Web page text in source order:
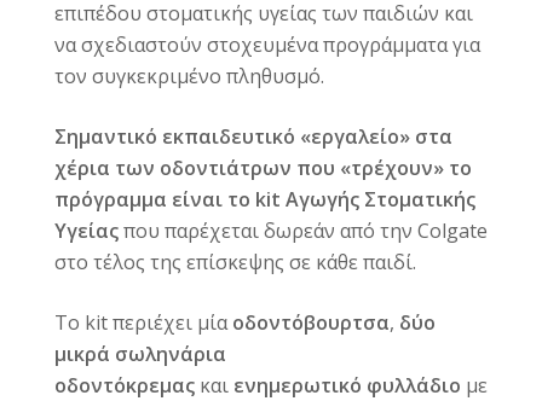
επιπέδου στοματικής υγείας των παιδιών και
να σχεδιαστούν στοχευμένα προγράμματα για
τον συγκεκριμένο πληθυσμό.
Σημαντικό εκπαιδευτικό «εργαλείο» στα
χέρια των οδοντιάτρων που «τρέχουν» το
πρόγραμμα είναι το kit Αγωγής Στοματικής
Υγείαςπου παρέχεται δωρεάν από την Colgate
στο τέλος της επίσκεψης σε κάθε παιδί.
Το kitπεριέχει μίαοδοντόβουρτσα, δύο
μικρά σωληνάρια
οδοντόκρεμας και ενημερωτικό φυλλάδιο με